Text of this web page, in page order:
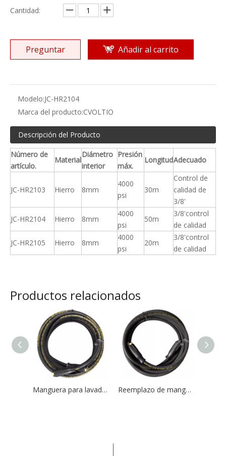
Cantidad:
Preguntar Añadir al carrito
Modelo:JC-HR2104
Marca del producto:CVOLTIO
Descripción del Producto
Número de
artículo.
Material
Diámetro
interior
Presión
máx.
LongitudAdecuado
JC-HR2103 Hierro 8mm
4000
psi
30m
Control de
calidad de
3/8'
JC-HR2104
Hierro 8mm
4000
psi
50m
3/8'control
de calidad
JC-HR2105
Hierro 8mm
4000
psi
20m
3/8'control
de calidad
Productos relacionados
Manguera para lavadora de alta presión de 8 mm de diámetro, doble capa, presión máxima 48 MPA con rosca M22 Reemplazo de manguera de lavadora de alta presión de 6 mm, 4000 PSI con rosca hembra M22